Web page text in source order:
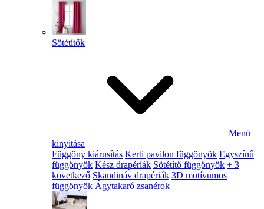
Sötétítők
Menü
kinyitása
Függöny kiárusítás Kerti pavilon függönyök Egyszínű
függönyök Kész drapériák Sötétítő függönyök + 3
következő Skandináv drapériák 3D motívumos
függönyök Ágytakaró zsanérok